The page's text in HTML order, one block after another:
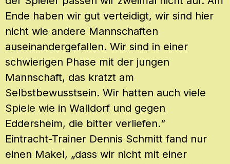
Ende haben wir gut verteidigt, wir sind hier
nicht wie andere Mannschaften
auseinandergefallen. Wir sind in einer
schwierigen Phase mit der jungen
Mannschaft, das kratzt am
Selbstbewusstsein. Wir hatten auch viele
Spiele wie in Walldorf und gegen
Eddersheim, die bitter verliefen.“
Eintracht-Trainer Dennis Schmitt fand nur
einen Makel, „dass wir nicht mit einer